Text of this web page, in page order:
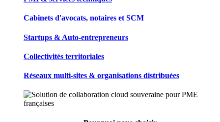
Cabinets d'avocats, notaires et SCM
Startups & Auto-entrepreneurs
Collectivités territoriales
Réseaux multi-sites & organisations distribuées